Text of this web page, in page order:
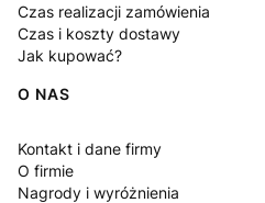
Czas realizacji zamówienia
Czas i koszty dostawy
Jak kupować?
O NAS
Kontakt i dane firmy
O firmie
Nagrody i wyróżnienia